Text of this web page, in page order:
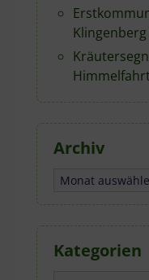
Himmelfahrt
Archiv
Archiv
Kategorien